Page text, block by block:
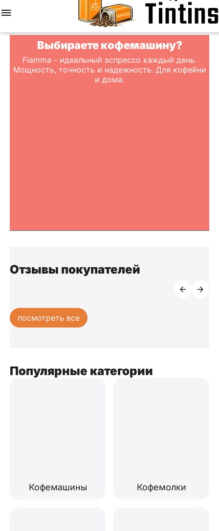
Выбираете кофемашину?
Fiamma - идеальный эспрессо каждый день.
Мощность, точность и надежность. Для кофейни
и дома.
Отзывы покупателей
посмотреть все
Популярные категории
Кофемашины Кофемолки
Корзина Отложенные
товары
Аккаунт